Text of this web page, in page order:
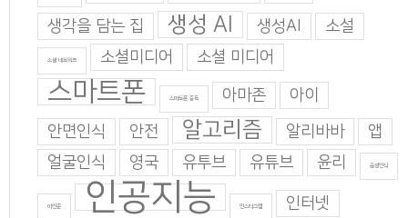
생각을 담는 집
생성 AI 생성AI 소설
소셜 네트워크 소셜미디어 소셜 미디어
스마트폰 스마트폰 중독 아마존
아이
안면인식
안전 알고리즘 알리바바
앱
얼굴인식
영국 유투브 유튜브 윤리 음성인식
이인준 인공지능 인스타그램 인터넷